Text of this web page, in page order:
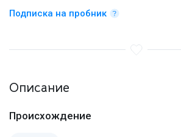
Подписка на пробник
Описание
Происхождение